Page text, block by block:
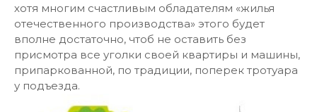
хотя многим счастливым обладателям «жилья
отечественного производства» этого будет
вполне достаточно, чтоб не оставить без
присмотра все уголки своей квартиры и машины,
припаркованной, по традиции, поперек тротуара
у подъезда.